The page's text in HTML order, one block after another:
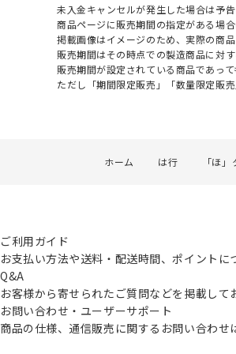
未入金キャンセルが発生した場合は予
商品ページに販売期間の指定がある場
掲載画像はイメージのため、実際の商
販売期間はその時点での製造商品に対
販売期間が設定されている商品であっ
ただし「期間限定販売」「数量限定販
ホーム は行 「ほ
ご利用ガイド
お支払い方法や送料・配送時間、ポイントに
Q&A
お客様から寄せられたご質問などを掲載して
お問い合わせ・ユーザーサポート
商品の仕様、通信販売に関するお問い合わせ